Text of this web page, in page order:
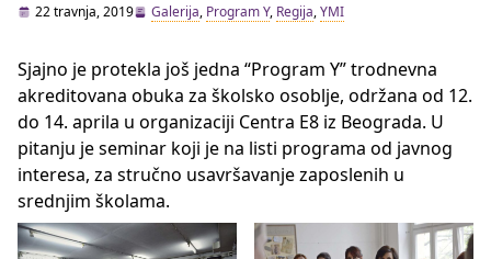
22 travnja, 2019 Galerija, Program Y, Regija,YMI
Sjajno je protekla još jedna “Program Y” trodnevna
akreditovana obuka za školsko osoblje, održana od 12.
do 14. aprila u organizaciji Centra E8 iz Beograda. U
pitanju je seminar koji je na listi programa od javnog
interesa, za stručno usavršavanje zaposlenih u
srednjim školama.